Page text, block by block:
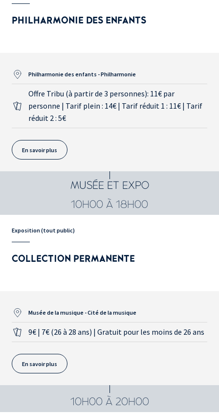
PHILHARMONIE DES ENFANTS
Philharmonie des enfants - Philharmonie
Offre Tribu (à partir de 3 personnes): 11€ par
personne | Tarif plein : 14€ | Tarif réduit 1 : 11€ | Tarif
réduit 2 : 5€
En savoir plus
MUSÉE ET EXPO
10H00 À 18H00
Exposition (tout public)
COLLECTION PERMANENTE
Musée de la musique - Cité de la musique
9€ | 7€ (26 à 28 ans) | Gratuit pour les moins de 26 ans
En savoir plus
10H00 À 20H00